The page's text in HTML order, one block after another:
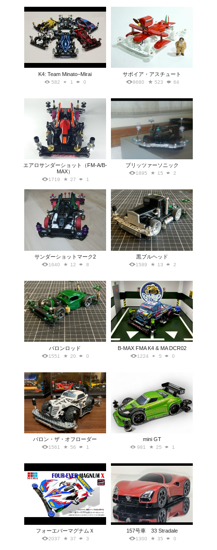
K4: Team Minato−Mirai
582 1 0
サボイア・アスチュート
8680 523 64
エアロサンダーショット（FM-A/B-
MAX）
1719 27 1
ブリッツァーソニック
1895 15 2
サンダーショットマーク2
1640 12 8
黒ブルヘッド
1589 13 2
バロンロッド
1551 20 0
B-MAX FMA K4 & MA DCR02
1224 5 0
バロン・ザ・オフローダー
1561 56 1
mini GT
981 25 1
フォーエバーマグナムＸ
2037 37 3
157号車 33 Stradale
1300 35 0